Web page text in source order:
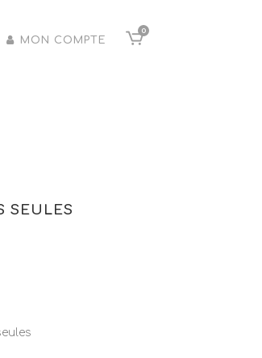
0
MON COMPTE
SEULES